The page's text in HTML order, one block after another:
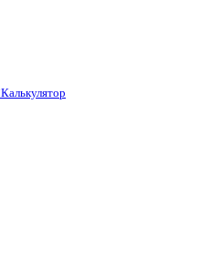
Калькулятор